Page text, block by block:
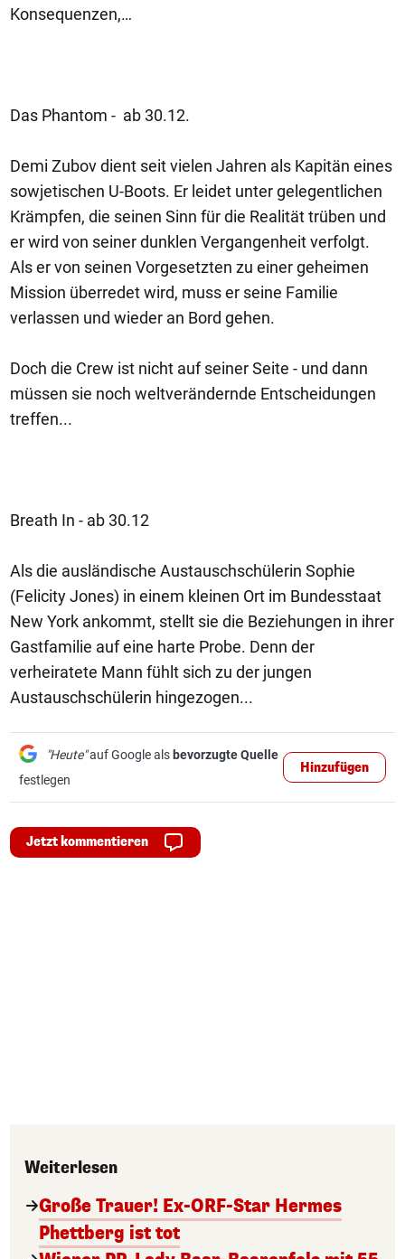
Konsequenzen,…
Das Phantom - ab 30.12.
Demi Zubov dient seit vielen Jahren als Kapitän eines
sowjetischen U-Boots. Er leidet unter gelegentlichen
Krämpfen, die seinen Sinn für die Realität trüben und
er wird von seiner dunklen Vergangenheit verfolgt.
Als er von seinen Vorgesetzten zu einer geheimen
Mission überredet wird, muss er seine Familie
verlassen und wieder an Bord gehen.
Doch die Crew ist nicht auf seiner Seite - und dann
müssen sie noch weltverändernde Entscheidungen
treffen...
Breath In - ab 30.12
Als die ausländische Austauschschülerin Sophie
(Felicity Jones) in einem kleinen Ort im Bundesstaat
New York ankommt, stellt sie die Beziehungen in ihrer
Gastfamilie auf eine harte Probe. Denn der
verheiratete Mann fühlt sich zu der jungen
Austauschschülerin hingezogen...
"Heute"auf Google als bevorzugte Quelle
festlegen
Hinzufügen
Jetzt kommentieren
Weiterlesen
Große Trauer! Ex-ORF-Star Hermes
Phettberg ist tot